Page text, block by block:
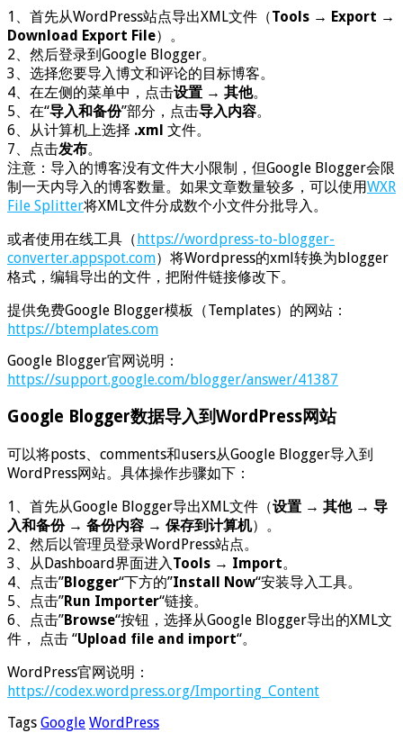
1、首先从WordPress站点导出XML文件（Tools → Export →
Download Export File）。
2、然后登录到Google Blogger。
3、选择您要导入博文和评论的目标博客。
4、在左侧的菜单中，点击设置 → 其他。
5、在“导入和备份”部分，点击导入内容。
6、从计算机上选择 .xml 文件。
7、点击发布。
注意：导入的博客没有文件大小限制，但Google Blogger会限
制一天内导入的博客数量。如果文章数量较多，可以使用WXR
File Splitter将XML文件分成数个小文件分批导入。
或者使用在线工具（https://wordpress-to-blogger-
converter.appspot.com）将Wordpress的xml转换为blogger
格式，编辑导出的文件，把附件链接修改下。
提供免费Google Blogger模板（Templates）的网站：
https://btemplates.com
Google Blogger官网说明：
https://support.google.com/blogger/answer/41387
Google Blogger数据导入到WordPress网站
可以将posts、comments和users从Google Blogger导入到
WordPress网站。具体操作步骤如下：
1、首先从Google Blogger导出XML文件（设置 → 其他→ 导
入和备份→ 备份内容 → 保存到计算机）。
2、然后以管理员登录WordPress站点。
3、从Dashboard界面进入 Tools → Import。
4、点击”Blogger“下方的”Install Now“安装导入工具。
5、点击”Run Importer“链接。
6、点击”Browse“按钮，选择从Google Blogger导出的XML文
件， 点击 “Upload file and import“。
WordPress官网说明：
https://codex.wordpress.org/Importing_Content
Tags Google WordPress